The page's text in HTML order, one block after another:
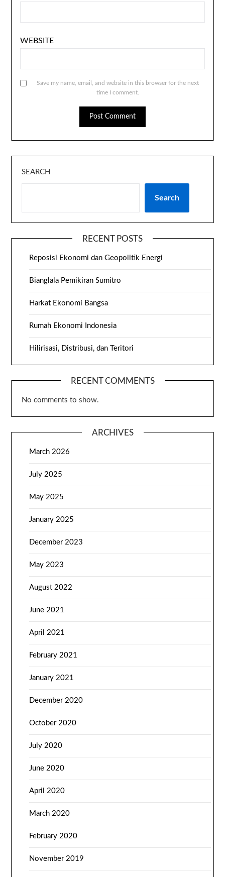
WEBSITE
Save my name, email, and website in this browser for the next
time I comment.
SEARCH
Search
RECENT POSTS
Reposisi Ekonomi dan Geopolitik Energi
Bianglala Pemikiran Sumitro
Harkat Ekonomi Bangsa
Rumah Ekonomi Indonesia
Hilirisasi, Distribusi, dan Teritori
RECENT COMMENTS
No comments to show.
ARCHIVES
March 2026
July 2025
May 2025
January 2025
December 2023
May 2023
August 2022
June 2021
April 2021
February 2021
January 2021
December 2020
October 2020
July 2020
June 2020
April 2020
March 2020
February 2020
November 2019